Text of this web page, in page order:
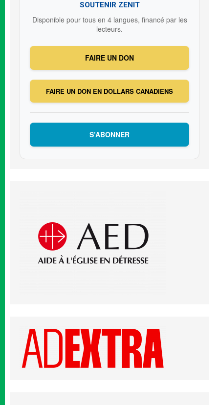
SOUTENIR ZENIT
Disponible pour tous en 4 langues, financé par les
lecteurs.
FAIRE UN DON
FAIRE UN DON EN DOLLARS CANADIENS
S’ABONNER